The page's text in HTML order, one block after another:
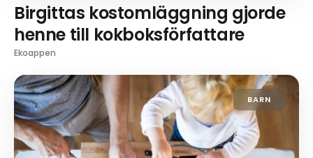
Birgittas kostomläggning gjorde
henne till kokboksförfattare
Ekoappen
BARN